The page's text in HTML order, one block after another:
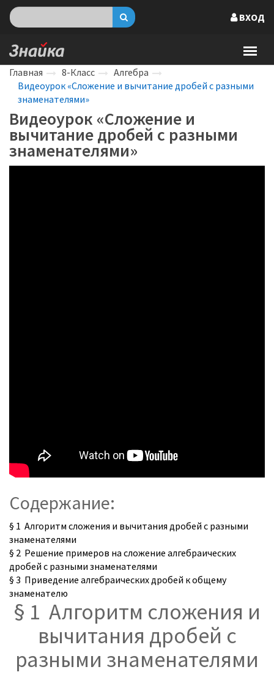
ВХОД
Главная 8-Класс
Алгебра
Видеоурок «Сложение и вычитание дробей с разными
знаменателями»
Видеоурок «Сложение и
вычитание дробей с разными
знаменателями»
Содержание:
§ 1 Алгоритм сложения и вычитания дробей с разными
знаменателями
§ 2 Решение примеров на сложение алгебраических
дробей с разными знаменателями
§ 3 Приведение алгебраических дробей к общему
знаменателю
§ 1 Алгоритм сложения и
вычитания дробей с
разными знаменателями